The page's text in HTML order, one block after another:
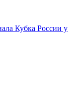
Кубка России у